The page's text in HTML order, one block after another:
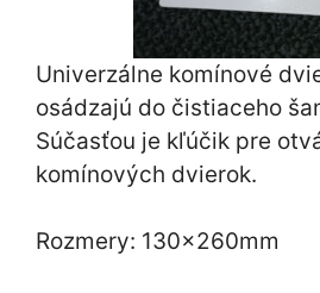
Univerzálne komínové
osádzajú do čistiaceho
Súčasťou je kľúčik pre
komínových dvierok.
Rozmery: 130x260mm